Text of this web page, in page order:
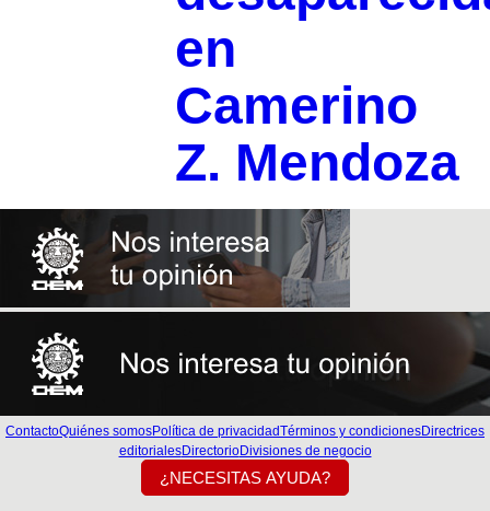
en
Camerino
Z. Mendoza
ContactoQuiénes somosPolítica de privacidadTérminos y condicionesDirectrices
editorialesDirectorioDivisiones de negocio
¿NECESITAS AYUDA?